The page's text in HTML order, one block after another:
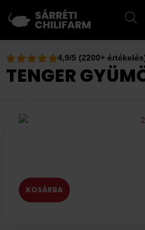
4,9/5 (2200+
TENGER
KOSÁRBA